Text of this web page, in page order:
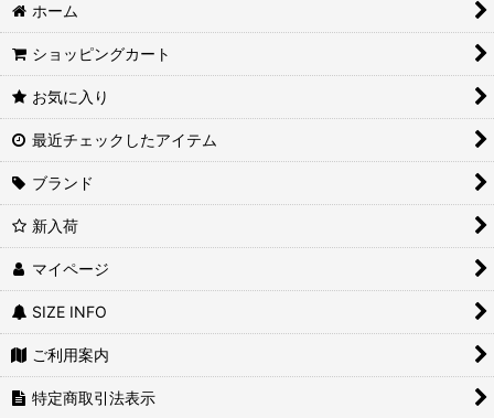
ホーム
ショッピングカート
お気に入り
最近チェックしたアイテム
ブランド
新入荷
マイページ
SIZE INFO
ご利用案内
特定商取引法表示